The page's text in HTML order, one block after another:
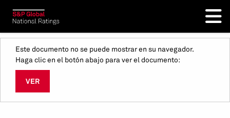
Este documento no se puede mostrar en su navegador.
Haga clic en el botón abajo para ver el documento:
VER